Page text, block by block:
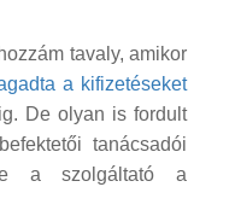
tavaly, amikor
a kifizetéseket
De olyan is fordult
tanácsadói
a szolgáltató a